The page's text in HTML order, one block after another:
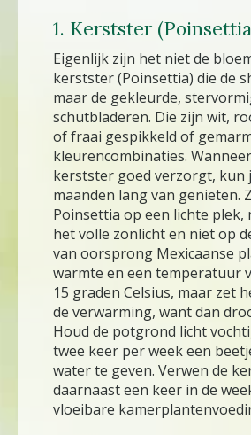
1. Kerstster
Eigenlijk zijn het niet de
kerstster (Poinsettia) die de
maar de gekleurde,
schutbladeren. Die zijn wit,
of fraai gespikkeld of
kleurencombinaties.
kerstster goed verzorgt, kun
maanden lang van genieten.
Poinsettia op een lichte plek,
het volle zonlicht en niet op
van oorsprong Mexicaanse
warmte en een temperatuur
15 graden Celsius, maar zet
de verwarming, want dan
Houd de potgrond licht
twee keer per week een
water te geven. Verwen de
daarnaast een keer in de
vloeibare